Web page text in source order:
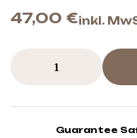
47,00 €inkl.
Guarantee